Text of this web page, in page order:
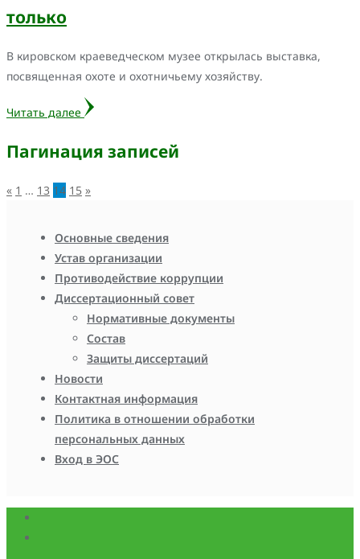
только
В кировском краеведческом музее открылась выставка,
посвященная охоте и охотничьему хозяйству.
Читать далее
Пагинация записей
« 1 … 13 14 15 »
Основные сведения
Устав организации
Противодействие коррупции
Диссертационный совет
Нормативные документы
Состав
Защиты диссертаций
Новости
Контактная информация
Политика в отношении обработки
персональных данных
Вход в ЭОС